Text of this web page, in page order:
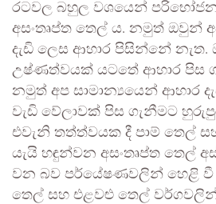
රටවල බහුල වශයෙන්
අසංතෘප්ත තෙල් ය. නමුත් ඔවුන්
දැඩි ලෙස ආහාර පිසින්නේ නැත.
උෂ්ණත්වයක් යටතේ ආහාර පිස
නමුත් අප සාමාන්‍යයෙන් ආහාර
වැඩි වේලාවක් පිස ගැනීමට
එවැනි තත්ත්වයක දී පාම් තෙල්
යැයි හඳුන්වන අසංතෘප්ත තෙල්
වන බව පර්යේෂණවලින් හෙළි වී
තෙල් සහ එළවළු තෙල්